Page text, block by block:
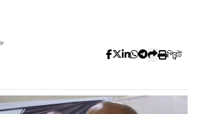
প্রিন্ট